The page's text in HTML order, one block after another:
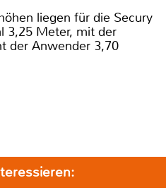
liegen für die Secury
3,25 Meter, mit der
der Anwender 3,70